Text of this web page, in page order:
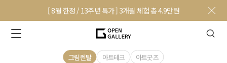
[ 8월 한정 / 13주년 특가 ] 3개월 체험 총 4.9만원
그림렌탈 아트테크 아트굿즈